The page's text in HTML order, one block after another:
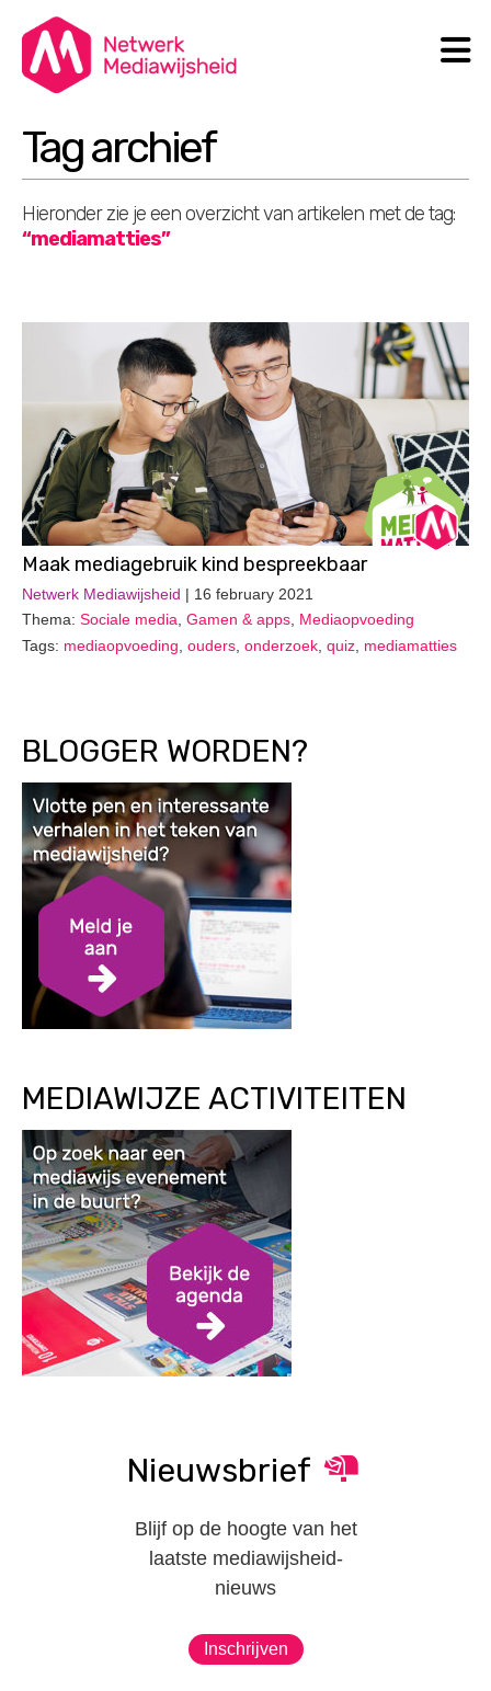
Search
Tag archief
Hieronder zie je een overzicht van artikelen met de tag:
“mediamatties”
Maak mediagebruik kind bespreekbaar
Netwerk Mediawijsheid | 16 february 2021
Thema: Sociale media, Gamen & apps, Mediaopvoeding
Tags: mediaopvoeding, ouders, onderzoek, quiz, mediamatties
BLOGGER WORDEN?
MEDIAWIJZE ACTIVITEITEN
Nieuwsbrief
Blijf op de hoogte van het
laatste mediawijsheid-
nieuws
Inschrijven